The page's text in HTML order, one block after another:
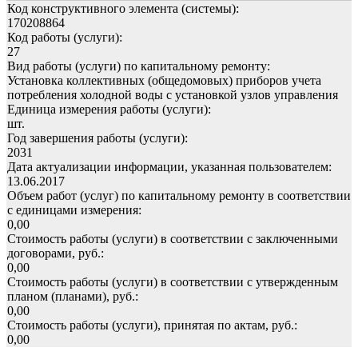
Код конструктивного элемента (системы):
170208864
Код работы (услуги):
27
Вид работы (услуги) по капитальному ремонту:
Установка коллективных (общедомовых) приборов учета
потребления холодной воды с установкой узлов управления
Единица измерения работы (услуги):
шт.
Год завершения работы (услуги):
2031
Дата актуализации информации, указанная пользователем:
13.06.2017
Объем работ (услуг) по капитальному ремонту в соответствии
с единицами измерения:
0,00
Стоимость работы (услуги) в соответствии с заключенными
договорами, руб.:
0,00
Стоимость работы (услуги) в соответствии с утвержденным
планом (планами), руб.:
0,00
Стоимость работы (услуги), принятая по актам, руб.:
0,00